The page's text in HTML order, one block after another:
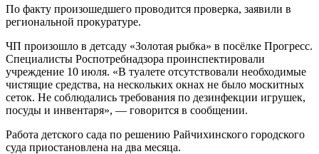
По факту произошедшего проводится проверка, заявили в
региональной прокуратуре.
ЧП произошло в детсаду «Золотая рыбка» в посёлке Прогресс.
Специалисты Роспотребнадзора проинспектировали
учреждение 10 июля. «В туалете отсутствовали необходимые
чистящие средства, на нескольких окнах не было москитных
сеток. Не соблюдались требования по дезинфекции игрушек,
посуды и инвентаря», — говорится в сообщении.
Работа детского сада по решению Райчихинского городского
суда приостановлена на два месяца.